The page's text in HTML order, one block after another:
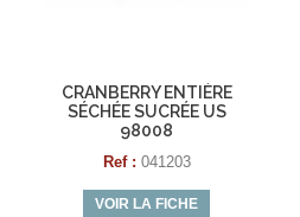
CRANBERRY ENTIÈRE
SÉCHÉE SUCRÉE US
98008
Ref : 041203
VOIR LA FICHE